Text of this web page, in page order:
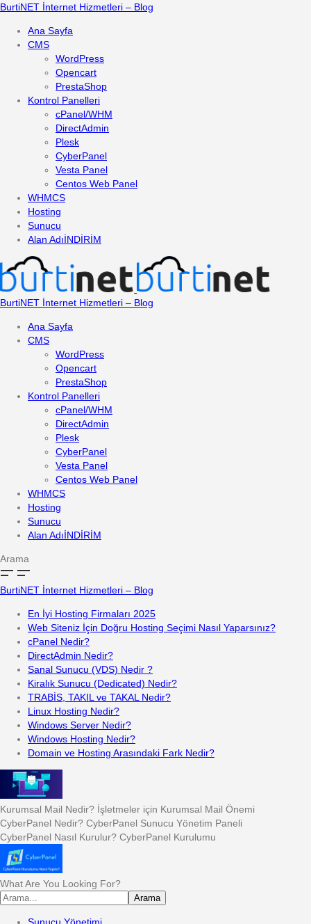
BurtiNET İnternet Hizmetleri – Blog
Ana Sayfa
CMS
WordPress
Opencart
PrestaShop
Kontrol Panelleri
cPanel/WHM
DirectAdmin
Plesk
CyberPanel
Vesta Panel
Centos Web Panel
WHMCS
Hosting
Sunucu
Alan AdıİNDİRİM
BurtiNET İnternet Hizmetleri – Blog
Ana Sayfa
CMS
WordPress
Opencart
PrestaShop
Kontrol Panelleri
cPanel/WHM
DirectAdmin
Plesk
CyberPanel
Vesta Panel
Centos Web Panel
WHMCS
Hosting
Sunucu
Alan AdıİNDİRİM
Arama
BurtiNET İnternet Hizmetleri – Blog
En İyi Hosting Firmaları 2025
Web Siteniz İçin Doğru Hosting Seçimi Nasıl Yaparsınız?
cPanel Nedir?
DirectAdmin Nedir?
Sanal Sunucu (VDS) Nedir ?
Kiralık Sunucu (Dedicated) Nedir?
TRABİS, TAKIL ve TAKAL Nedir?
Linux Hosting Nedir?
Windows Server Nedir?
Windows Hosting Nedir?
Domain ve Hosting Arasındaki Fark Nedir?
Kurumsal Mail Nedir? İşletmeler için Kurumsal Mail Önemi
CyberPanel Nedir? CyberPanel Sunucu Yönetim Paneli
CyberPanel Nasıl Kurulur? CyberPanel Kurulumu
What Are You Looking For?
Arama